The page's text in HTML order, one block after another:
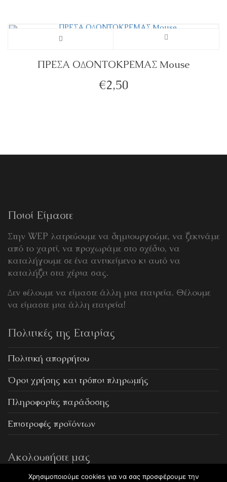
ΠΡΕΣΑ ΟΔΟΝΤΟΚΡΕΜΑΣ Mouse
€2,50
Ποιοί Είμαστε
Στην WEP λατρεύουμε να δημιουργούμε, να ξεκινάμε
από το χαρτί, να προχωράμε στο σχέδιο, να
καταλήγουμε σε ένα αντικείμενο κι αυτό να
καταλήξει στα χέρια σας.
Δεν θέλουμε να είμαστε άλλη μια εταιρεία. Θέλουμε
να είμαστε μια άλλη εταιρεία!
Πολιτικές της Εταιρίας
Πολιτική απορρήτου
Όροι χρήσης και τρόποι πληρωμής
Πληροφορίες παράδοσης
Επιστροφές προϊόντων
Ακολουθήστε μας
Χρησιμοποιούμε cookies για να σας προσφέρουμε την